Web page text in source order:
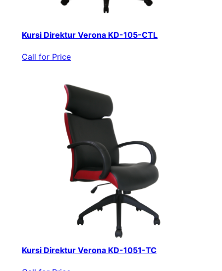
Kursi Direktur Verona KD-105-CTL
Call for Price
Kursi Direktur Verona KD-1051-TC